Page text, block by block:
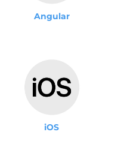
Angular
iOS